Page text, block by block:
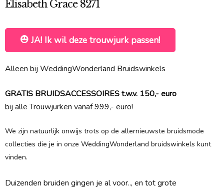
Elisabeth Grace 8271
JA! Ik wil deze trouwjurk passen!
Alleen bij WeddingWonderland Bruidswinkels
GRATIS BRUIDSACCESSOIRES t.w.v. 150,- euro
bij alle Trouwjurken vanaf 999,- euro!
We zijn natuurlijk onwijs trots op de allernieuwste bruidsmode
collecties die je in onze WeddingWonderland bruidswinkels kunt
vinden.
Duizenden bruiden gingen je al voor.., en tot grote